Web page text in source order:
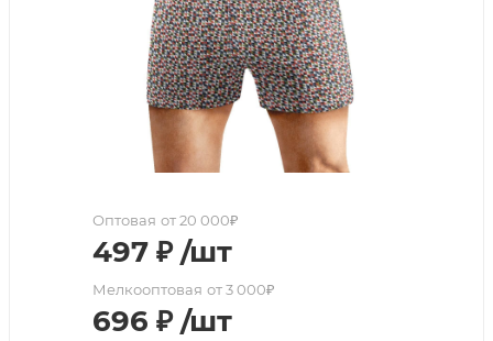
Оптовая от 20 000₽
497 ₽ /шт
Мелкооптовая от 3 000₽
696 ₽ /шт